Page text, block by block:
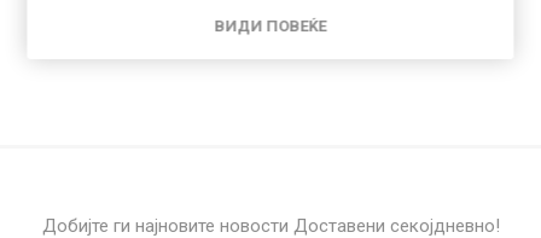
Добијте ги најновите новости Доставени секојдневно!
ВИДИ ПОВЕЌЕ